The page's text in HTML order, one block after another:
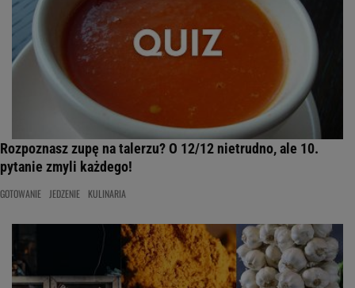
Rozpoznasz zupę na talerzu? O 12/12 nietrudno, ale 10.
pytanie zmyli każdego!
GOTOWANIE JEDZENIE KULINARIA